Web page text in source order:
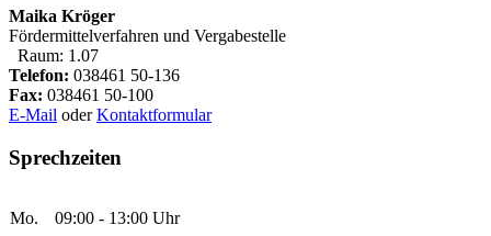
Maika Kröger
Fördermittelverfahren und Vergabestelle
Raum: 1.07
Telefon: 038461 50-136
Fax: 038461 50-100
E-Mail oderKontaktformular
Sprechzeiten
Mo. 09:00 - 13:00 Uhr